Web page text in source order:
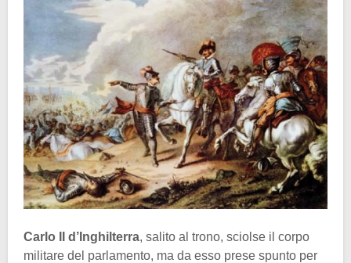
Carlo II d’Inghilterra, salito al trono, sciolse il corpo
militare del parlamento, ma da esso prese spunto per